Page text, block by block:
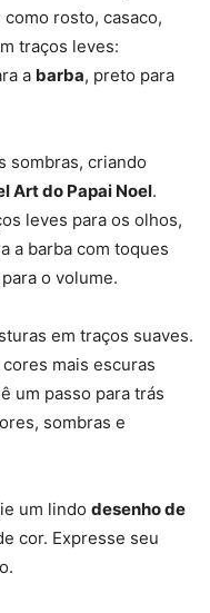
rosto, casaco,
traços leves:
a barba, preto para
sombras, criando
Art do Papai Noel.
leves para os olhos,
a barba com toques
o volume.
em traços suaves.
mais escuras
um passo para trás
sombras e
um lindo desenho de
cor. Expresse seu